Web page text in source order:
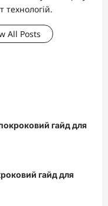
All Posts
гайд для
гайд для